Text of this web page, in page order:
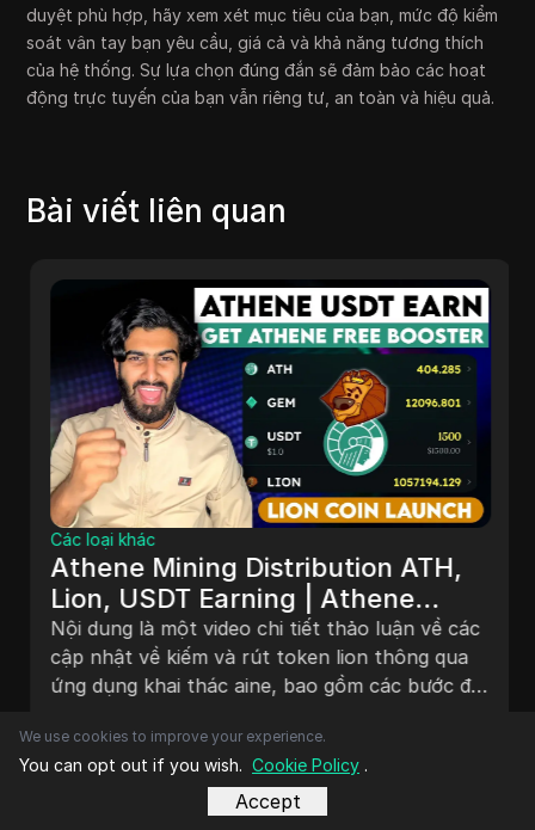
duyệt phù hợp, hãy xem xét mục tiêu của bạn, mức độ kiểm
soát vân tay bạn yêu cầu, giá cả và khả năng tương thích
của hệ thống. Sự lựa chọn đúng đắn sẽ đảm bảo các hoạt
động trực tuyến của bạn vẫn riêng tư, an toàn và hiệu quả.
Bài viết liên quan
Các loại khác
Athene Mining Distribution ATH,
Lion, USDT Earning | Athene
Network Withdrawal Update |
Free Booster Phân phối khai thác
Athene ATH, Lion, kiếm USDT |
Bộ kích thích miễn phí
Nội dung là một video chi tiết thảo luận về các
cập nhật về kiếm và rút token lion thông qua
ứng dụng khai thác aine, bao gồm các bước để
vào một cuộc bán hàng công cộng. Video cũng
đề cập đến chiến lược mua bán token lion, tăng
tốc độ khai thác và tặng các bộ tăng cường
We use cookies to improve your experience.
You can opt out if you wish. Cookie Policy .
Accept